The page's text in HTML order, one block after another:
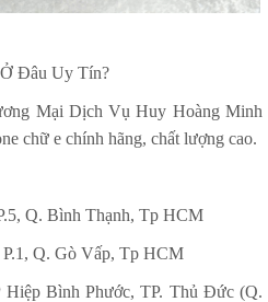
Đâu Uy Tín?
Mại Dịch Vụ Huy Hoàng Minh
chữ e chính hãng, chất lượng cao.
Q. Bình Thạnh, Tp HCM
Q. Gò Vấp, Tp HCM
Bình Phước, TP. Thủ Đức (Q.